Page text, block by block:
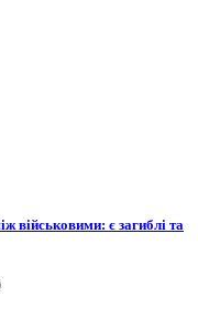
військовими: є загиблі та